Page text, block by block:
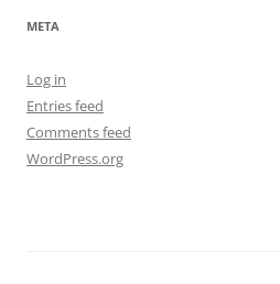
META
Log in
Entries feed
Comments feed
WordPress.org